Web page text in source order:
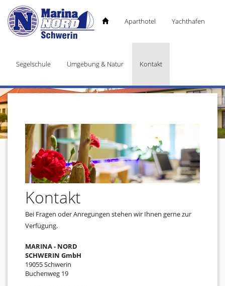
Aparthotel Yachthafen
Segelschule Umgebung & Natur Kontakt
Kontakt
Bei Fragen oder Anregungen stehen wir Ihnen gerne zur
Verfügung.
MARINA - NORD
SCHWERIN GmbH
19055 Schwerin
Buchenweg 19